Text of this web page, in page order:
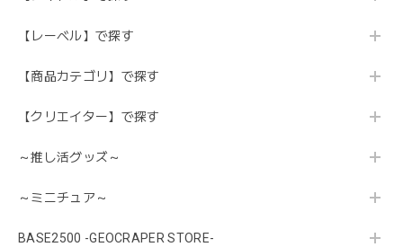
【レーベル】で探す
【商品カテゴリ】で探す
【クリエイター】で探す
～推し活グッズ～
～ミニチュア～
BASE2500 -GEOCRAPER STORE-